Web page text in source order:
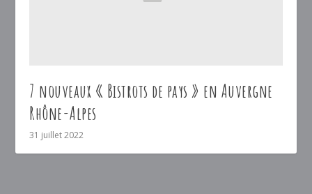
7 nouveaux « Bistrots de pays » en Auvergne
Rhône-Alpes
31 juillet 2022